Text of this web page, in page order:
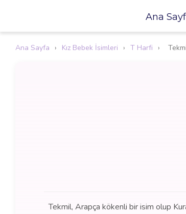
Ana
Ana Sayfa › Kız Bebek İsimleri › T Harfi ›
Tekmil, Arapça kökenli bir isim olup